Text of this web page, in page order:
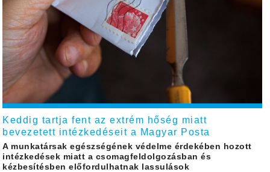
Keddig tartja fent az extrém hőség miatt
bevezetett intézkedéseit a Magyar Posta
A munkatársak egészségének védelme érdekében hozott
intézkedések miatt a csomagfeldolgozásban és
kézbesítésben előfordulhatnak lassulások